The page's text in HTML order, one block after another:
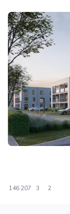
146 207 3 2